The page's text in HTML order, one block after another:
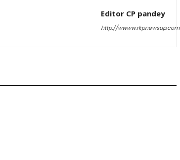
Editor CP pandey
http://wwww.rkpnewsup.com